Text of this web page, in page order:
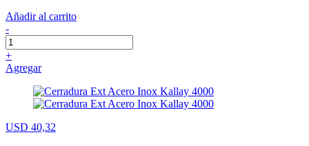
Añadir al carrito
-
+
Agregar
USD 40,32